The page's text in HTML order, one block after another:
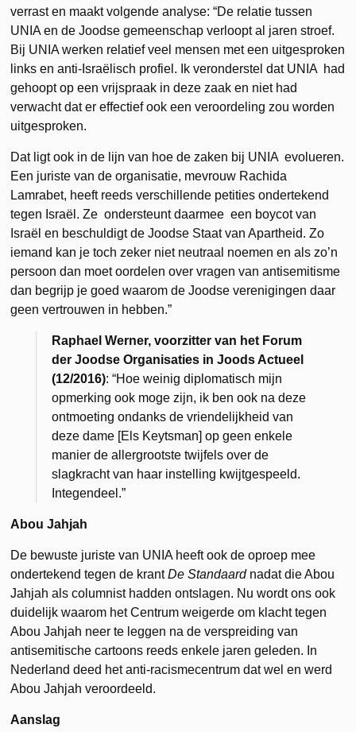
verrast en maakt volgende analyse: “De relatie tussen
UNIA en de Joodse gemeenschap verloopt al jaren stroef.
Bij UNIA werken relatief veel mensen met een uitgesproken
links en anti-Israëlisch profiel. Ik veronderstel dat UNIA had
gehoopt op een vrijspraak in deze zaak en niet had
verwacht dat er effectief ook een veroordeling zou worden
uitgesproken.
Dat ligt ook in de lijn van hoe de zaken bij UNIA evolueren.
Een juriste van de organisatie, mevrouw Rachida
Lamrabet, heeft reeds verschillende petities ondertekend
tegen Israël. Ze ondersteunt daarmee een boycot van
Israël en beschuldigt de Joodse Staat van Apartheid. Zo
iemand kan je toch zeker niet neutraal noemen en als zo’n
persoon dan moet oordelen over vragen van antisemitisme
dan begrijp je goed waarom de Joodse verenigingen daar
geen vertrouwen in hebben.”
Raphael Werner, voorzitter van het Forum
der Joodse Organisaties in Joods Actueel
(12/2016): “Hoe weinig diplomatisch mijn
opmerking ook moge zijn, ik ben ook na deze
ontmoeting ondanks de vriendelijkheid van
deze dame [Els Keytsman] op geen enkele
manier de allergrootste twijfels over de
slagkracht van haar instelling kwijtgespeeld.
Integendeel.”
Abou Jahjah
De bewuste juriste van UNIA heeft ook de oproep mee
ondertekend tegen de krantDe Standaardnadat die Abou
Jahjah als columnist hadden ontslagen. Nu wordt ons ook
duidelijk waarom het Centrum weigerde om klacht tegen
Abou Jahjah neer te leggen na de verspreiding van
antisemitische cartoons reeds enkele jaren geleden. In
Nederland deed het anti-racismecentrum dat wel en werd
Abou Jahjah veroordeeld.
Aanslag